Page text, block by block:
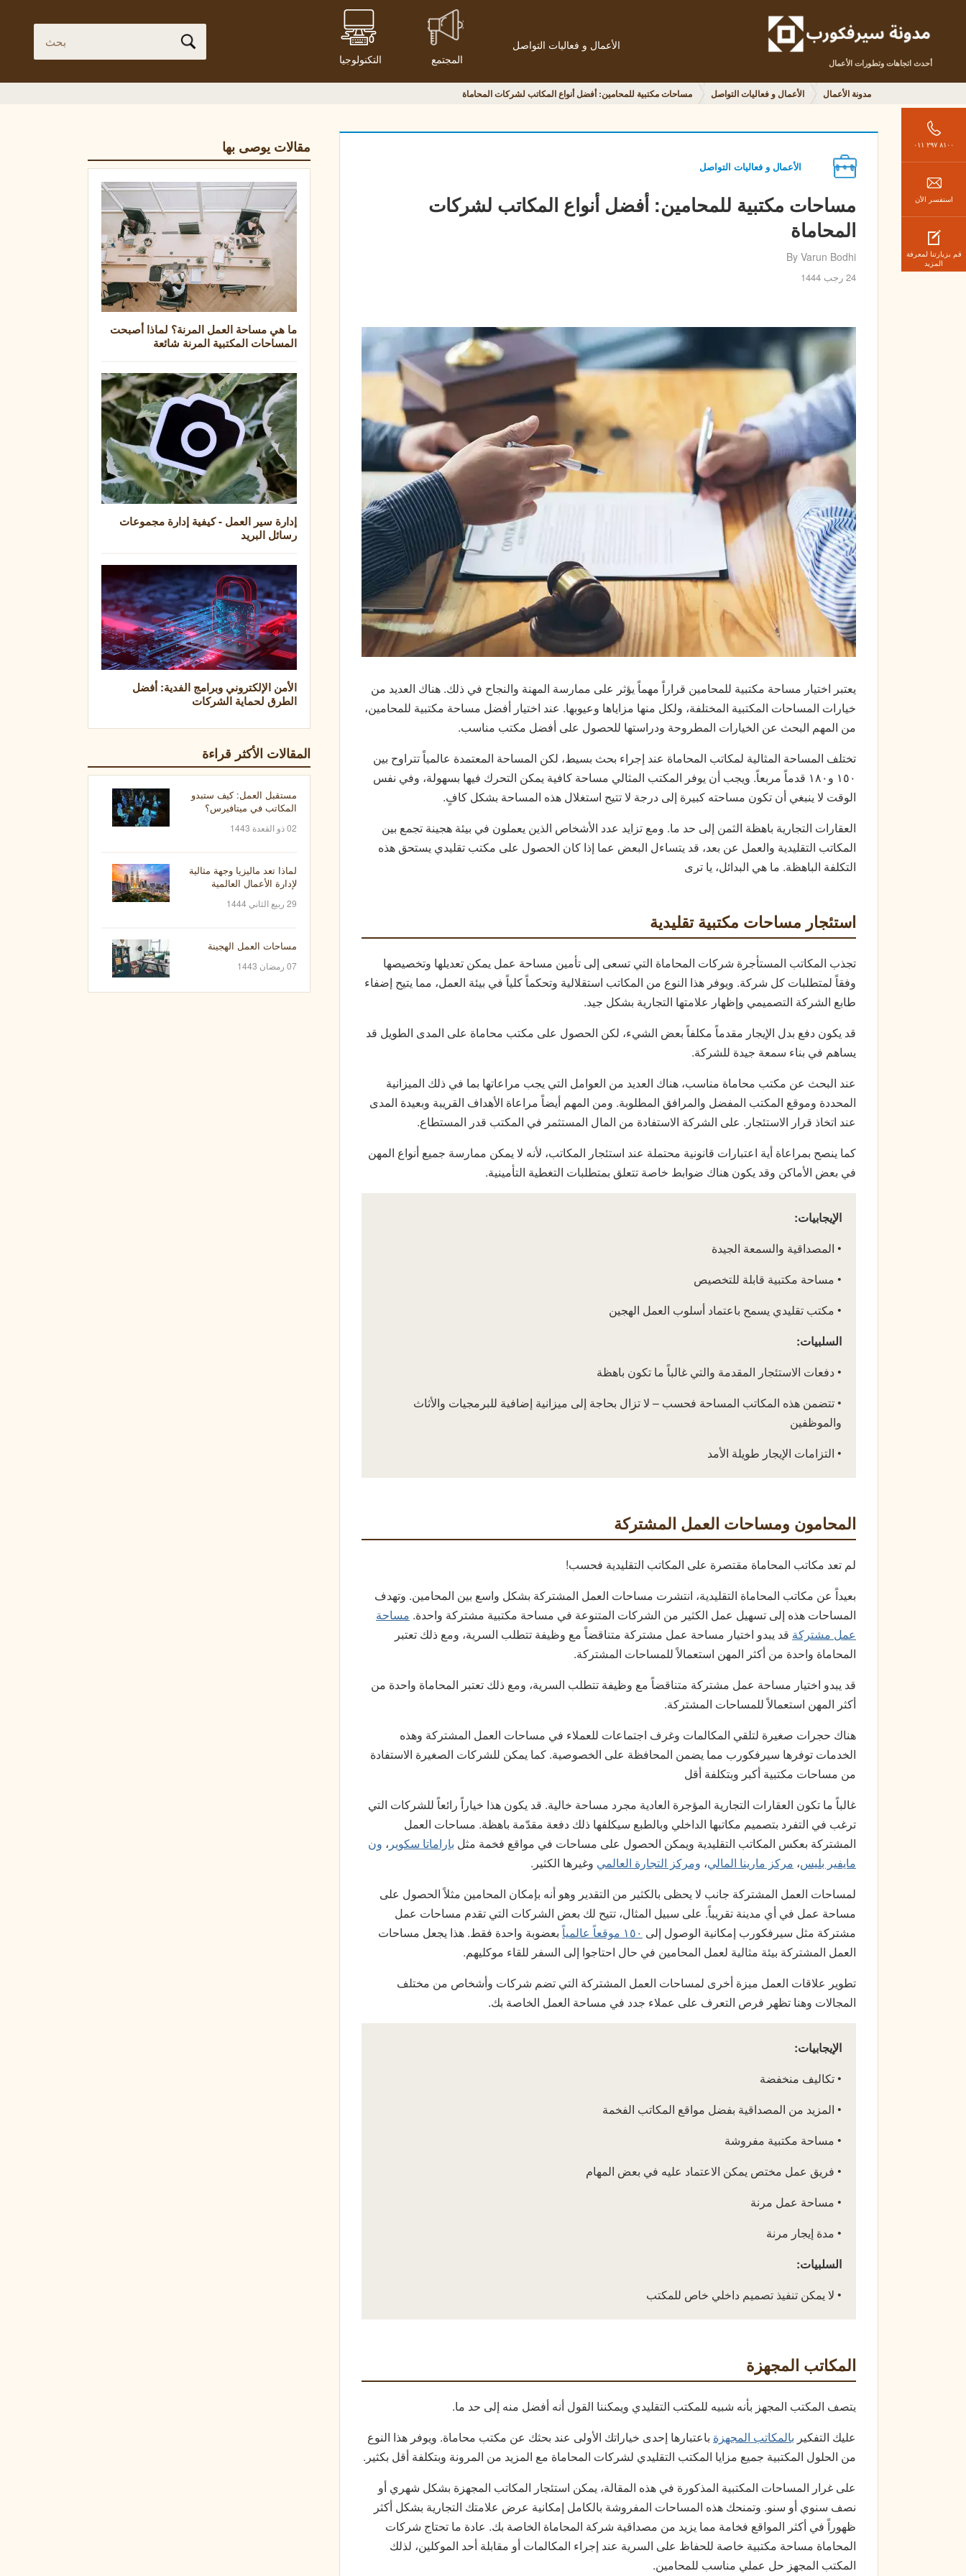
أحدث اتجاهات وتطورات الأعمال
الأعمال و فعاليات التواصل
المجتمع
التكنولوجيا
مدونة الأعمال الأعمال و فعاليات التواصل مساحات مكتبية للمحامين: أفضل أنواع المكاتب لشركات المحاماة
٨١٠٠ ٢٩٧ ٠١١
استفسر الأن
قم بزيارتنا لمعرفة
المزيد
الأعمال و فعاليات التواصل
مساحات مكتبية للمحامين: أفضل أنواع المكاتب لشركات
المحاماة
By Varun Bodhi
24 رجب 1444
يعتبر اختيار مساحة مكتبية للمحامين قراراً مهماً يؤثر على ممارسة المهنة والنجاح في ذلك. هناك العديد من
خيارات المساحات المكتبية المختلفة، ولكل منها مزاياها وعيوبها. عند اختيار أفضل مساحة مكتبية للمحامين،
من المهم البحث عن الخيارات المطروحة ودراستها للحصول على أفضل مكتب مناسب.
تختلف المساحة المثالية لمكاتب المحاماة عند إجراء بحث بسيط، لكن المساحة المعتمدة عالمياً تتراوح بين
۱٥۰ و ۱۸۰
قدماً مربعاً. ويجب أن يوفر المكتب المثالي مساحة كافية يمكن التحرك فيها بسهولة، وفي نفس
الوقت لا ينبغي أن تكون مساحته كبيرة إلى درجة لا تتيح استغلال هذه المساحة بشكل كافٍ.
العقارات التجارية باهظة الثمن إلى حد ما. ومع تزايد عدد الأشخاص الذين يعملون في بيئة هجينة تجمع بين
المكاتب التقليدية والعمل عن بعد، قد يتساءل البعض عما إذا كان الحصول على مكتب تقليدي يستحق هذه
التكلفة الباهظة. ما هي البدائل، يا ترى
استئجار مساحات مكتبية تقليدية
تجذب المكاتب المستأجرة شركات المحاماة التي تسعى إلى تأمين مساحة عمل يمكن تعديلها وتخصيصها
وفقاً لمتطلبات كل شركة. ويوفر هذا النوع من المكاتب استقلالية وتحكماً كلياً في بيئة العمل، مما يتيح إضفاء
طابع الشركة التصميمي وإظهار علامتها التجارية بشكل جيد.
قد يكون دفع بدل الإيجار مقدماً مكلفاً بعض الشيء، لكن الحصول على مكتب محاماة على المدى الطويل قد
يساهم في بناء سمعة جيدة للشركة.
عند البحث عن مكتب محاماة مناسب، هناك العديد من العوامل التي يجب مراعاتها بما في ذلك الميزانية
المحددة وموقع المكتب المفضل والمرافق المطلوبة. ومن المهم أيضاً مراعاة الأهداف القريبة وبعيدة المدى
عند اتخاذ قرار الاستئجار. على الشركة الاستفادة من المال المستثمر في المكتب قدر المستطاع.
كما ينصح بمراعاة أية اعتبارات قانونية محتملة عند استئجار المكاتب، لأنه لا يمكن ممارسة جميع أنواع المهن
في بعض الأماكن وقد يكون هناك ضوابط خاصة تتعلق بمتطلبات التغطية التأمينية.
الإيجابيات:
• المصداقية والسمعة الجيدة
• مساحة مكتبية قابلة للتخصيص
• مكتب تقليدي يسمح باعتماد أسلوب العمل الهجين
السلبيات:
• دفعات الاستئجار المقدمة والتي غالباً ما تكون باهظة
• تتضمن هذه المكاتب المساحة فحسب – لا تزال بحاجة إلى ميزانية إضافية للبرمجيات والأثاث
والموظفين
• التزامات الإيجار طويلة الأمد
المحامون ومساحات العمل المشتركة
لم تعد مكاتب المحاماة مقتصرة على المكاتب التقليدية فحسب!
بعيداً عن مكاتب المحاماة التقليدية، انتشرت مساحات العمل المشتركة بشكل واسع بين المحامين. وتهدف
المساحات هذه إلى تسهيل عمل الكثير من الشركات المتنوعة في مساحة مكتبية مشتركة واحدة. مساحة
عمل مشتركة قد يبدو اختيار مساحة عمل مشتركة متناقضاً مع وظيفة تتطلب السرية، ومع ذلك تعتبر
المحاماة واحدة من أكثر المهن استعمالاً للمساحات المشتركة.
قد يبدو اختيار مساحة عمل مشتركة متناقضاً مع وظيفة تتطلب السرية، ومع ذلك تعتبر المحاماة واحدة من
أكثر المهن استعمالاً للمساحات المشتركة.
هناك حجرات صغيرة لتلقي المكالمات وغرف اجتماعات للعملاء في مساحات العمل المشتركة وهذه
الخدمات توفرها سيرفكورب مما يضمن المحافظة على الخصوصية. كما يمكن للشركات الصغيرة الاستفادة
من مساحات مكتبية أكبر وبتكلفة أقل
غالباً ما تكون العقارات التجارية المؤجرة العادية مجرد مساحة خالية. قد يكون هذا خياراً رائعاً للشركات التي
ترغب في التفرد بتصميم مكاتبها الداخلي وبالطبع سيكلفها ذلك دفعة مقدّمة باهظة. مساحات العمل
المشتركة بعكس المكاتب التقليدية ويمكن الحصول على مساحات في مواقع فخمة مثل باراماتا سكوير ، ون
مايفير بليس، مركز مارينا المالي، ومركز التجارة العالمي وغيرها الكثير.
لمساحات العمل المشتركة جانب لا يحظى بالكثير من التقدير وهو أنه بإمكان المحامين مثلاً الحصول على
مساحة عمل في أي مدينة تقريباً. على سبيل المثال، تتيح لك بعض الشركات التي تقدم مساحات عمل
مشتركة مثل سيرفكورب إمكانية الوصول إلى ۱٥۰ موقعاً عالمياً
بعضوبة واحدة فقط. هذا يجعل مساحات
العمل المشتركة بيئة مثالية لعمل المحامين في حال احتاجوا إلى السفر للقاء موكليهم.
تطوير علاقات العمل ميزة أخرى لمساحات العمل المشتركة التي تضم شركات وأشخاص من مختلف
المجالات وهنا تظهر فرص التعرف على عملاء جدد في مساحة العمل الخاصة بك.
الإيجابيات:
• تكاليف منخفضة
• المزيد من المصداقية بفضل مواقع المكاتب الفخمة
• مساحة مكتبية مفروشة
• فريق عمل مختص يمكن الاعتماد عليه في بعض المهام
• مساحة عمل مرنة
• مدة إيجار مرنة
السلبيات:
• لا يمكن تنفيذ تصميم داخلي خاص للمكتب
المكاتب المجهزة
يتصف المكتب المجهز بأنه شبيه للمكتب التقليدي ويمكننا القول أنه أفضل منه إلى حد ما.
عليك التفكير بالمكاتب المجهزة باعتبارها إحدى خياراتك الأولى عند بحثك عن مكتب محاماة. ويوفر هذا النوع
من الحلول المكتبية جميع مزايا المكتب التقليدي لشركات المحاماة مع المزيد من المرونة وبتكلفة أقل بكثير.
على غرار المساحات المكتبية المذكورة في هذه المقالة، يمكن استئجار المكاتب المجهزة بشكل شهري أو
نصف سنوي أو سنو. وتمنحك هذه المساحات المفروشة بالكامل إمكانية عرض علامتك التجارية بشكل أكثر
ظهوراً في أكثر المواقع فخامة مما يزيد من مصداقية شركة المحاماة الخاصة بك. عادة ما تحتاج شركات
المحاماة مساحة مكتبية خاصة للحفاظ على السرية عند إجراء المكالمات أو مقابلة أحد الموكلين، لذلك
المكتب المجهز حل عملي مناسب للمحامين.
مقالات يوصى بها
ما هي مساحة العمل المرنة؟ لماذا أصبحت
المساحات المكتبية المرنة شائعة
إدارة سير العمل - كيفية إدارة مجموعات
رسائل البريد
الأمن الإلكتروني وبرامج الفدية: أفضل
الطرق لحماية الشركات
المقالات الأكثر قراءة
مستقبل العمل: كيف ستبدو
المكاتب في ميتافيرس؟
02 ذو القعدة 1443
لماذا تعد ماليزيا وجهة مثالية
لإدارة الأعمال العالمية
29 ربيع الثاني 1444
مساحات العمل الهجينة
07 رمضان 1443